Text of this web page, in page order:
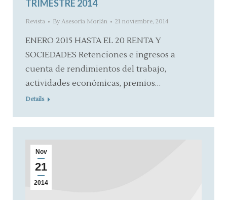
TRIMESTRE 2014
Revista By Asesoría Morlán 21 noviembre, 2014
ENERO 2015 HASTA EL 20 RENTA Y
SOCIEDADES Retenciones e ingresos a
cuenta de rendimientos del trabajo,
actividades económicas, premios…
Details
Nov
21
2014